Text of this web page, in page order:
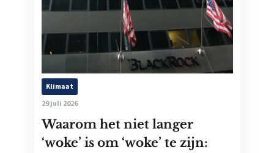
Klimaat
29 juli 2026
Waarom het niet langer
‘woke’ is om ‘woke’ te zijn: